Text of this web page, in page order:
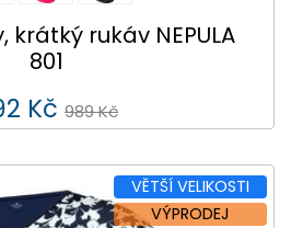
rukáv NEPULA
801
Kč 989 Kč
VĚTŠÍ VELIKOSTI
VÝPRODEJ